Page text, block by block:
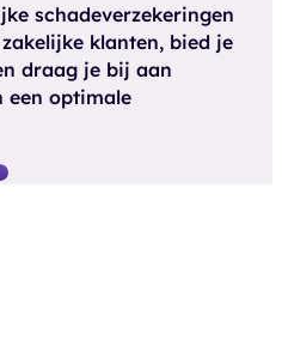
schadeverzekeringen
klanten, bied je
draag je bij aan
een optimale